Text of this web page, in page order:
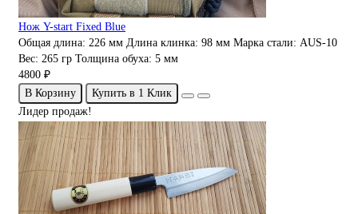
Нож Y-start Fixed Blue
Общая длина: 226 мм Длина клинка: 98 мм Марка стали: AUS-10
Вес: 265 гр Толщина обуха: 5 мм
4800 ₽
В Корзину
Купить в 1 Клик
Лидер продаж!